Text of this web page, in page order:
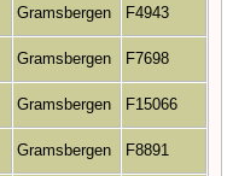
Gramsbergen F4943
Gramsbergen F7698
Gramsbergen F15066
Gramsbergen F8891